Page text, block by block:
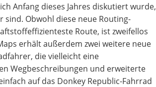
Anfang dieses Jahres diskutiert wurde,
sind. Obwohl diese neue Routing-
Route, ist zweifellos
erhält außerdem zwei weitere neue
die vielleicht eine
Wegbeschreibungen und erweiterte
auf das Donkey Republic-Fahrrad